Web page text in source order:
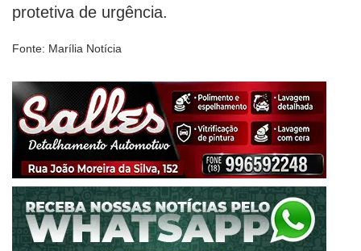
protetiva de urgência.
Fonte: Marília Notícia